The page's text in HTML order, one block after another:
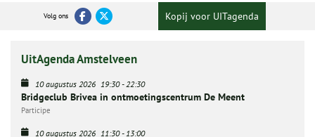
Volg ons Kopij voor UITagenda
UitAgenda Amstelveen
10 augustus 2026 19:30-22:30
Bridgeclub Brivea in ontmoetingscentrum De Meent
Participe
10 augustus 2026 11:30-13:00